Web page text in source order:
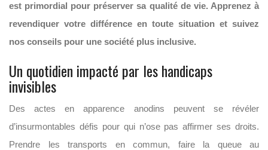
est primordial pour préserver sa qualité de vie. Apprenez à
revendiquer votre différence en toute situation et suivez
nos conseils pour une société plus inclusive.
Un quotidien impacté par les handicaps
invisibles
Des actes en apparence anodins peuvent se révéler
d’insurmontables défis pour qui n’ose pas affirmer ses droits.
Prendre les transports en commun, faire la queue au